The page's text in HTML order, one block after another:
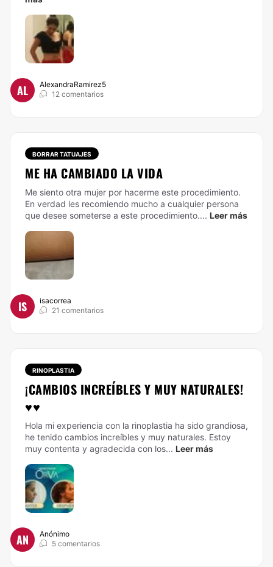
AL
AlexandraRamirez5
12 comentarios
BORRAR TATUAJES
ME HA CAMBIADO LA VIDA
Me siento otra mujer por hacerme este procedimiento.
En verdad les recomiendo mucho a cualquier persona
que desee someterse a este procedimiento.... Leer más
IS
isacorrea
21 comentarios
RINOPLASTIA
¡CAMBIOS INCREÍBLES Y MUY NATURALES!
♥♥
Hola mi experiencia con la rinoplastia ha sido grandiosa,
he tenido cambios increíbles y muy naturales. Estoy
muy contenta y agradecida con los... Leer más
AN
Anónimo
5 comentarios